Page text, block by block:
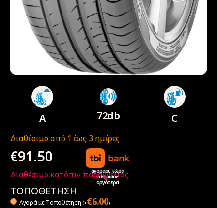
A 72db C
Διαθέσιμο από 1 έως 3 ημέρες
€91.50
αγόρασε τώρα
πλήρωσε
αργότερα
Διαθέσιμο κατόπιν παραγγελίας
ΤΟΠΟΘΕΤΗΣΗ
Αγορά με Tοποθέτηση (+€6.00)